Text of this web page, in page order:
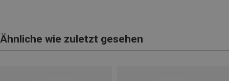
Ähnliche wie zuletzt gesehen